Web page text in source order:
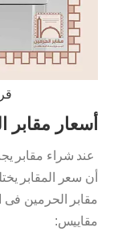
أسعار مقابر
عند شراء مقابر
أن سعر المقابر
مقابر الحرمين فى
مقاييس: